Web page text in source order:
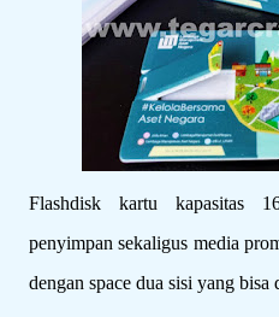
Flashdisk kartu kapasitas
penyimpan sekaligus media
dengan space dua sisi yang